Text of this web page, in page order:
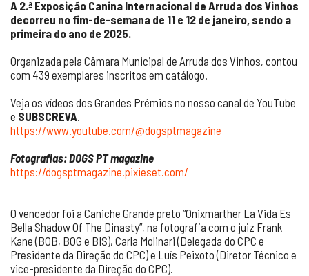
A 2.ª Exposição Canina Internacional de Arruda dos Vinhos
decorreu no fim-de-semana de 11 e 12 de janeiro, sendo a
primeira do ano de 2025.
Organizada pela Câmara Municipal de Arruda dos Vinhos, contou
com 439 exemplares inscritos em catálogo.
Veja os vídeos dos Grandes Prémios no nosso canal de YouTube
e SUBSCREVA.
https://www.youtube.com/@dogsptmagazine
Fotografias: DOGS PT magazine
https://dogsptmagazine.pixieset.com/
O vencedor foi a Caniche Grande preto “Onixmarther La Vida Es
Bella Shadow Of The Dinasty”, na fotografia com o juiz Frank
Kane (BOB, BOG e BIS), Carla Molinari (Delegada do CPC e
Presidente da Direção do CPC) e Luís Peixoto (Diretor Técnico e
vice-presidente da Direção do CPC).